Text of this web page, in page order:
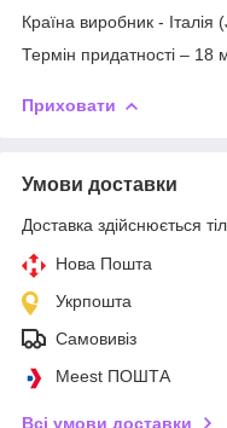
Країна виробник - Італія
Термін придатності – 18
Приховати
Умови доставки
Доставка здійснюється
Нова Пошта
Укрпошта
Самовивіз
Meest ПОШТА
Всі умови доставки